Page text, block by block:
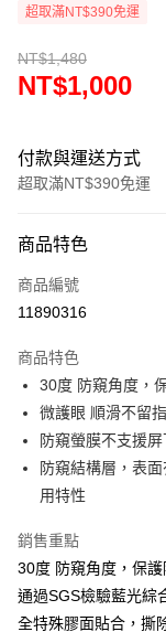
超取滿NT$390免運
NT$1,480
NT$1,000
付款與運送方式
超取滿NT$390免運
信用卡一次付款
超商取貨付款
Apple Pay
街口支付
悠遊付
全盈+PAY
全家取貨付款
每筆NT$60，滿
商品特色
商品編號
11890316
商品特色
30度 防窺角度，
微護眼 順滑不留
防窺螢膜不支援
防窺結構層，表
用特性
銷售重點
30度 防窺角度，保
通過SGS檢驗藍光綜
全特殊膠面貼合，撕